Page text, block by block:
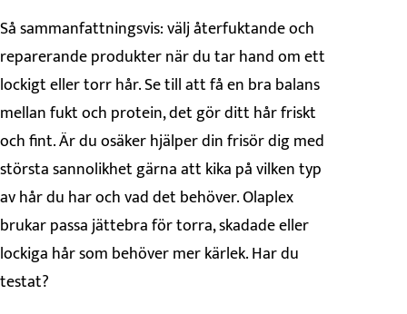
Så sammanfattningsvis: välj återfuktande och
reparerande produkter när du tar hand om ett
lockigt eller torr hår. Se till att få en bra balans
mellan fukt och protein, det gör ditt hår friskt
och fint. Är du osäker hjälper din frisör dig med
största sannolikhet gärna att kika på vilken typ
av hår du har och vad det behöver. Olaplex
brukar passa jättebra för torra, skadade eller
lockiga hår som behöver mer kärlek. Har du
testat?